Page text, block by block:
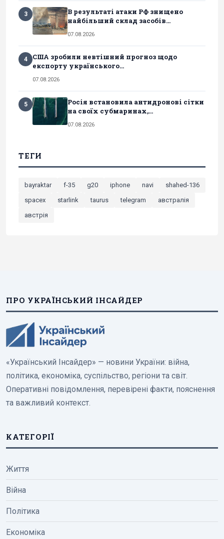
3
В результаті атаки РФ знищено
найбільший склад засобів...
07.08.2026
4
США зробили невтішний прогноз щодо
експорту українського...
07.08.2026
5
Росія встановила антидронові сітки
на своїх субмаринах,...
07.08.2026
ТЕГИ
bayraktar f-35 g20 iphone navi
shahed-136
spacex
starlink taurus telegram
австралія
австрія
ПРО УКРАЇНСЬКИЙ ІНСАЙДЕР
«Український Інсайдер» — новини України: війна,
політика, економіка, суспільство, регіони та світ.
Оперативні повідомлення, перевірені факти, пояснення
та важливий контекст.
КАТЕГОРІЇ
Життя
Війна
Політика
Економіка